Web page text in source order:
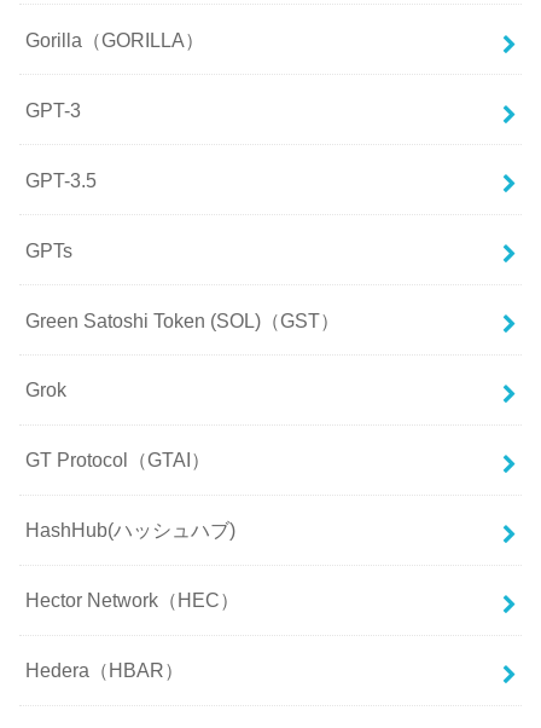
Gorilla（GORILLA）
GPT-3
GPT-3.5
GPTs
Green Satoshi Token (SOL)（GST）
Grok
GT Protocol（GTAI）
HashHub(ハッシュハブ)
Hector Network（HEC）
Hedera（HBAR）